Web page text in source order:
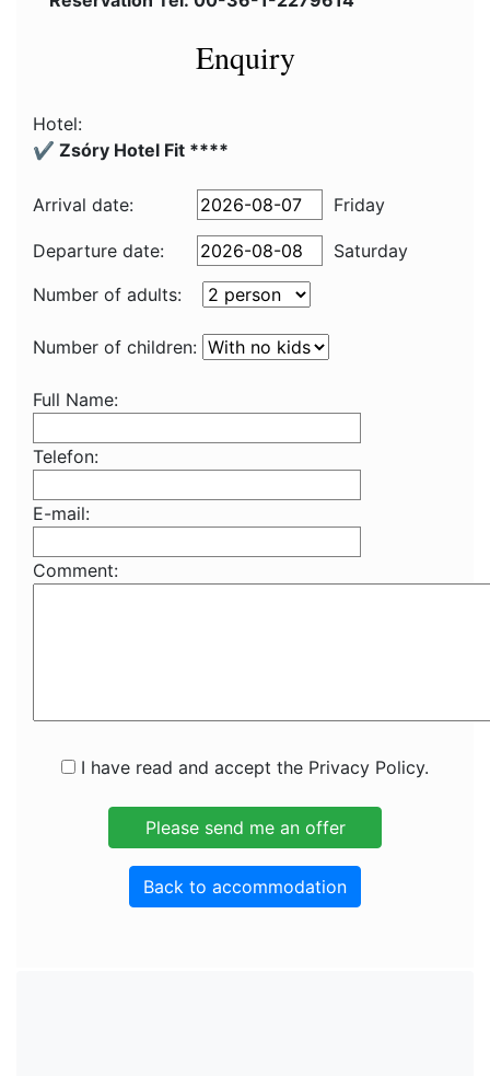
Enquiry
Hotel:
✔️ Zsóry Hotel Fit ****
Arrival date: Friday
Departure date:
Saturday
Number of adults:
Number of children:
Full Name:
Telefon:
E-mail:
Comment:
I have read and accept the Privacy Policy.
Back to accommodation